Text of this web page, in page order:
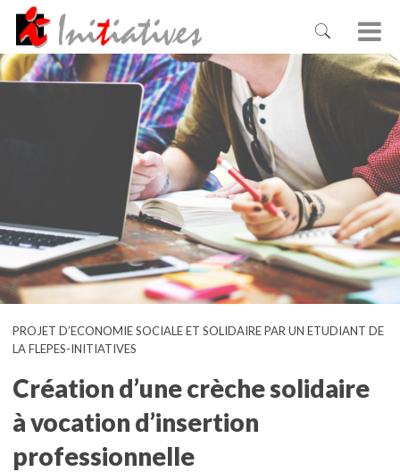
PROJET D’ECONOMIE SOCIALE ET SOLIDAIRE PAR UN ETUDIANT DE
LA FLEPES-INITIATIVES
Création d’une crèche solidaire
à vocation d’insertion
professionnelle